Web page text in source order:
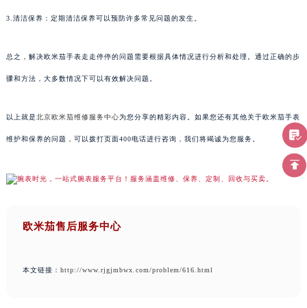
3.清洁保养：定期清洁保养可以预防许多常见问题的发生。
总之，解决欧米茄手表走走停停的问题需要根据具体情况进行分析和处理。通过正确的步
骤和方法，大多数情况下可以有效解决问题。
以上就是北京欧米茄维修服务中心为您分享的精彩内容。如果您还有其他关于欧米茄手表
维护和保养的问题，可以拨打页面400电话进行咨询，我们将竭诚为您服务。
欧米茄售后服务中心
本文链接： http://www.rjgjmbwx.com/problem/616.html